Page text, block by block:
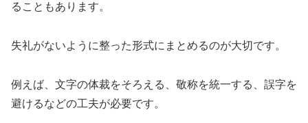
ることもあります。
失礼がないように整った形式にまとめるのが大切です。
例えば、文字の体裁をそろえる、敬称を統一する、誤字を
避けるなどの工夫が必要です。